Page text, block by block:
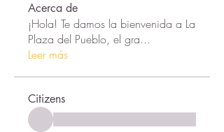
Acerca de
¡Hola! Te damos la bienvenida a La
Plaza del Pueblo, el gra...
Leer más
Citizens